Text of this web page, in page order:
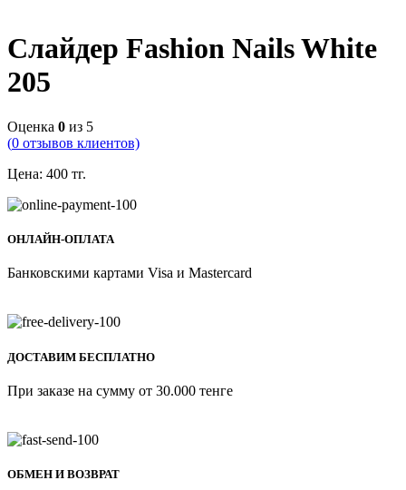
Слайдер Fashion Nails White
205
Оценка 0 из 5
(0 отзывов клиентов)
Цена: 400 тг.
ОНЛАЙН-ОПЛАТА
Банковскими картами Visa и Mastercard
ДОСТАВИМ БЕСПЛАТНО
При заказе на сумму от 30.000 тенге
ОБМЕН И ВОЗВРАТ